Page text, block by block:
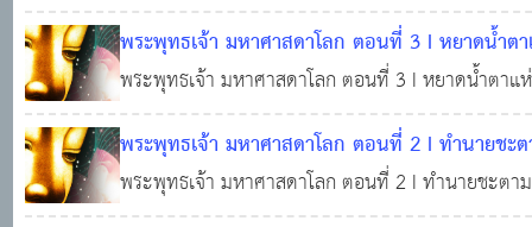
พระพุทธเจ้า มหาศาสดาโลก ตอนที่ 3 I หยาดน้ำต
พระพุทธเจ้า มหาศาสดาโลก ตอนที่ 3 I หยาดน้ำตาแ
พระพุทธเจ้า มหาศาสดาโลก ตอนที่ 2 I ทำนายชะ
พระพุทธเจ้า มหาศาสดาโลก ตอนที่ 2 I ทำนายชะตา